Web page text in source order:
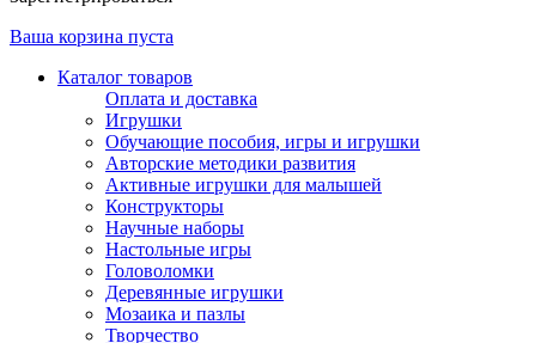
Ваша корзина пуста
Каталог товаров
Оплата и доставка
Игрушки
Обучающие пособия, игры и игрушки
Авторские методики развития
Активные игрушки для малышей
Конструкторы
Научные наборы
Настольные игры
Головоломки
Деревянные игрушки
Мозаика и пазлы
Творчество